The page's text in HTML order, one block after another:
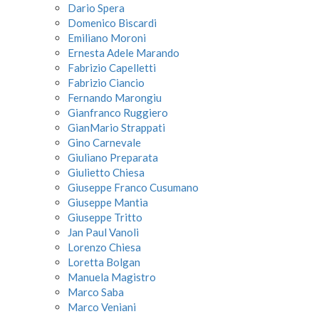
Dario Spera
Domenico Biscardi
Emiliano Moroni
Ernesta Adele Marando
Fabrizio Capelletti
Fabrizio Ciancio
Fernando Marongiu
Gianfranco Ruggiero
GianMario Strappati
Gino Carnevale
Giuliano Preparata
Giulietto Chiesa
Giuseppe Franco Cusumano
Giuseppe Mantia
Giuseppe Tritto
Jan Paul Vanoli
Lorenzo Chiesa
Loretta Bolgan
Manuela Magistro
Marco Saba
Marco Veniani